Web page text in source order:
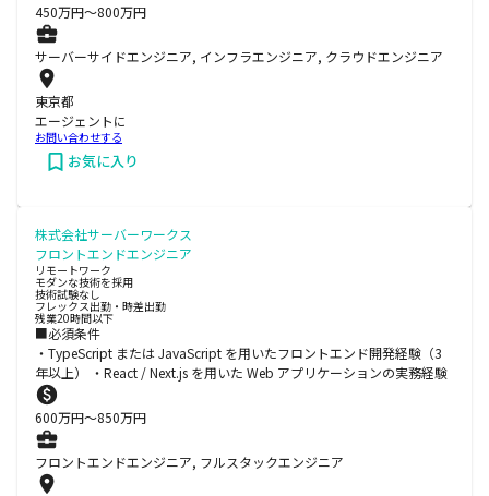
450万円〜800万円
サーバーサイドエンジニア, インフラエンジニア, クラウドエンジニア
東京都
エージェントに
お問い合わせする
お気に入り
株式会社サーバーワークス
フロントエンドエンジニア
リモートワーク
モダンな技術を採用
技術試験なし
フレックス出勤・時差出勤
残業20時間以下
■必須条件
・TypeScript または JavaScript を用いたフロントエンド開発経験（3
年以上） ・React / Next.js を用いた Web アプリケーションの実務経験
600万円〜850万円
フロントエンドエンジニア, フルスタックエンジニア